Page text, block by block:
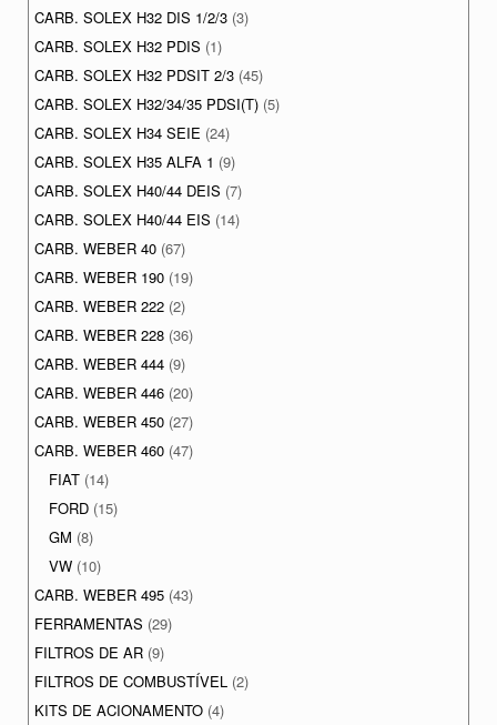
CARB. SOLEX H32 DIS 1/2/3 (3)
CARB. SOLEX H32 PDIS (1)
CARB. SOLEX H32 PDSIT 2/3 (45)
CARB. SOLEX H32/34/35 PDSI(T) (5)
CARB. SOLEX H34 SEIE (24)
CARB. SOLEX H35 ALFA 1 (9)
CARB. SOLEX H40/44 DEIS (7)
CARB. SOLEX H40/44 EIS (14)
CARB. WEBER 40 (67)
CARB. WEBER 190 (19)
CARB. WEBER 222 (2)
CARB. WEBER 228 (36)
CARB. WEBER 444 (9)
CARB. WEBER 446 (20)
CARB. WEBER 450 (27)
CARB. WEBER 460 (47)
FIAT (14)
FORD (15)
GM (8)
VW (10)
CARB. WEBER 495 (43)
FERRAMENTAS (29)
FILTROS DE AR (9)
FILTROS DE COMBUSTÍVEL (2)
KITS DE ACIONAMENTO (4)